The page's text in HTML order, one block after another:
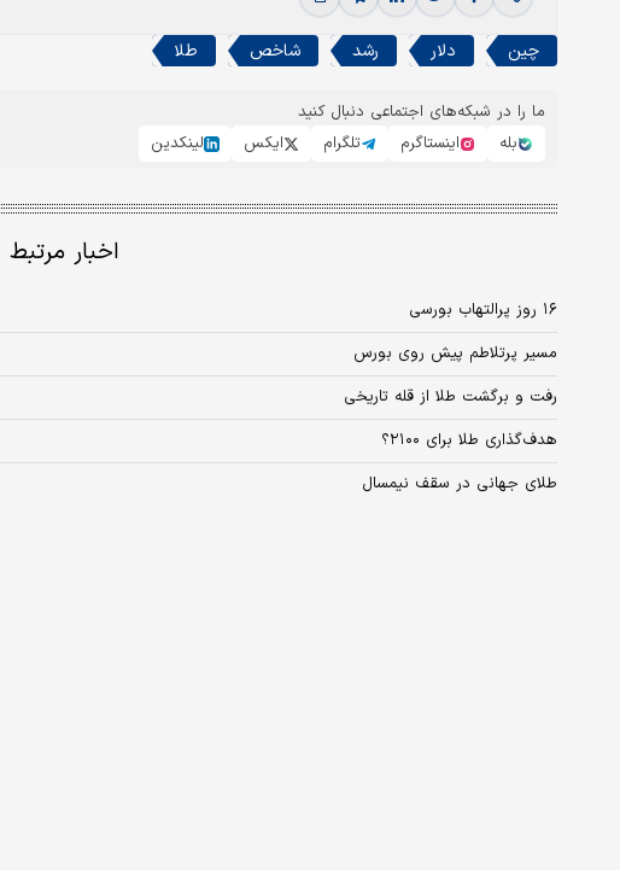
چین دلار رشد شاخص طلا
ما را در شبکه‌های اجتماعی دنبال کنید
بله
اینستاگرم تلگرام ایکس لینکدین
اخبار مرتبط
۱۶ روز پرالتهاب بورسی
مسیر پرتلاطم پیش روی بورس
رفت و برگشت طلا از قله تاریخی
هدف‌گذاری طلا برای ۲۱۰۰؟
طلای جهانی در سقف نیمسال